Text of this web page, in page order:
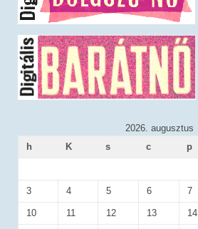
2026. augusztus
h
K s c p
3 4 5 6 7
10 11 12 13 14